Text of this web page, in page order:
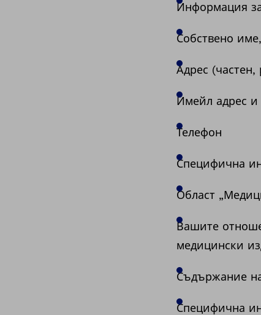
Информация
Собствено
Адрес
Имейл адрес и
Телефон
Специфична
Област
Вашите
медицински
Съдържание
Специфична